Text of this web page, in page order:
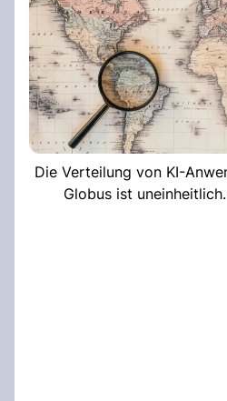
Die Verteilung von KI-
Globus ist